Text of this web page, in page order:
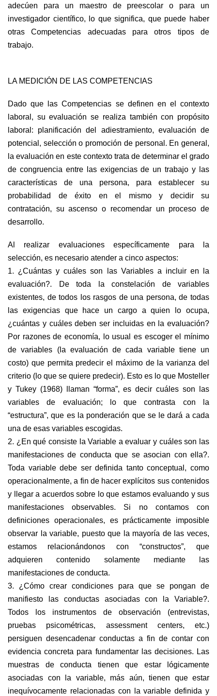
adecúen para un maestro de preescolar o para un
investigador científico, lo que significa, que puede haber
otras Competencias adecuadas para otros tipos de
trabajo.
LA MEDICIÓN DE LAS COMPETENCIAS
Dado que las Competencias se definen en el contexto
laboral, su evaluación se realiza también con propósito
laboral: planificación del adiestramiento, evaluación de
potencial, selección o promoción de personal. En general,
la evaluación en este contexto trata de determinar el grado
de congruencia entre las exigencias de un trabajo y las
características de una persona, para establecer su
probabilidad de éxito en el mismo y decidir su
contratación, su ascenso o recomendar un proceso de
desarrollo.
Al realizar evaluaciones específicamente para la
selección, es necesario atender a cinco aspectos:
1. ¿Cuántas y cuáles son las Variables a incluir en la
evaluación?. De toda la constelación de variables
existentes, de todos los rasgos de una persona, de todas
las exigencias que hace un cargo a quien lo ocupa,
¿cuántas y cuáles deben ser incluidas en la evaluación?
Por razones de economía, lo usual es escoger el mínimo
de variables (la evaluación de cada variable tiene un
costo) que permita predecir el máximo de la varianza del
criterio (lo que se quiere predecir). Esto es lo que Mosteller
y Tukey (1968) llaman “forma”, es decir cuáles son las
variables de evaluación; lo que contrasta con la
“estructura”, que es la ponderación que se le dará a cada
una de esas variables escogidas.
2. ¿En qué consiste la Variable a evaluar y cuáles son las
manifestaciones de conducta que se asocian con ella?.
Toda variable debe ser definida tanto conceptual, como
operacionalmente, a fin de hacer explícitos sus contenidos
y llegar a acuerdos sobre lo que estamos evaluando y sus
manifestaciones observables. Si no contamos con
definiciones operacionales, es prácticamente imposible
observar la variable, puesto que la mayoría de las veces,
estamos relacionándonos con “constructos”, que
adquieren contenido solamente mediante las
manifestaciones de conducta.
3. ¿Cómo crear condiciones para que se pongan de
manifiesto las conductas asociadas con la Variable?.
Todos los instrumentos de observación (entrevistas,
pruebas psicométricas, assessment centers, etc.)
persiguen desencadenar conductas a fin de contar con
evidencia concreta para fundamentar las decisiones. Las
muestras de conducta tienen que estar lógicamente
asociadas con la variable, más aún, tienen que estar
inequívocamente relacionadas con la variable definida y